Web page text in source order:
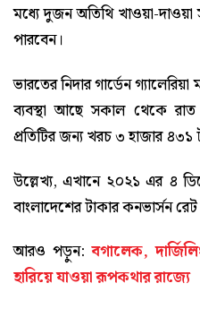
মধ্যে দুজন অতিথি খাওয়া-দাওয়া
পারবেন।
ভারতের নিদার গার্ডেন
ব্যবস্থা আছে সকাল থেকে
প্রতিটির জন্য খরচ ৩ হাজার ৪৩১
উল্লেখ্য, এখানে ২০২১ এর ৪
বাংলাদেশের টাকার কনভার্সন
আরও পড়ুন:বগালেক,
হারিয়ে যাওয়া রূপকথার রাজ্যে